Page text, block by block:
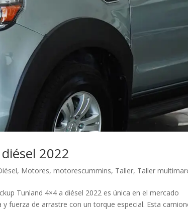
2022
, Motores,motorescummins, Taller, Taller
Tunland 4×4 a diésel 2022 es única en el mercado
fuerza de arrastre con un torque especial. Esta